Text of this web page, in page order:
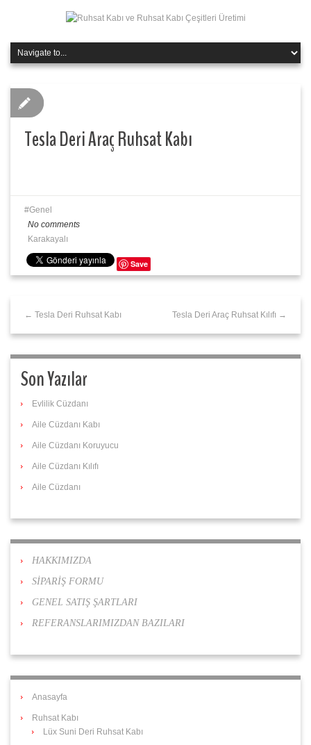
Tesla Deri Araç Ruhsat Kabı
Genel
No comments
Karakayalı
Save
← Tesla Deri Ruhsat Kabı Tesla Deri Araç Ruhsat Kılıfı →
Son Yazılar
Evlilik Cüzdanı
Aile Cüzdanı Kabı
Aile Cüzdanı Koruyucu
Aile Cüzdanı Kılıfı
Aile Cüzdanı
HAKKIMIZDA
SİPARİŞ FORMU
GENEL SATIŞ ŞARTLARI
REFERANSLARIMIZDAN BAZILARI
Anasayfa
Ruhsat Kabı
Lüx Suni Deri Ruhsat Kabı